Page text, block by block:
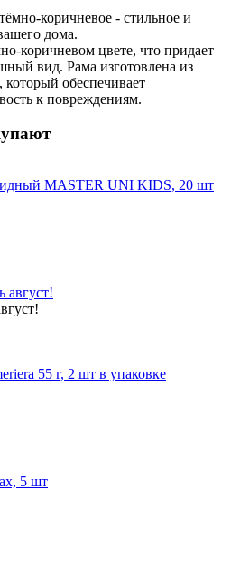
коричневое - стильное и
дома.
коричневом цвете, что придает
вид. Рама изготовлена из
который обеспечивает
к повреждениям.
MASTER UNI KIDS, 20 шт
55 г, 2 шт в упаковке
5 шт